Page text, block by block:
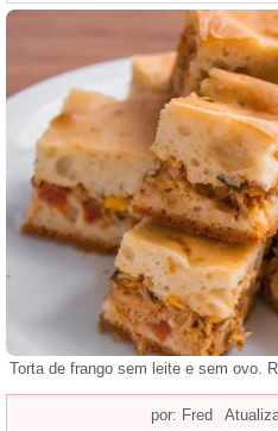
Torta de frango sem leite e sem ovo.
por: Fred